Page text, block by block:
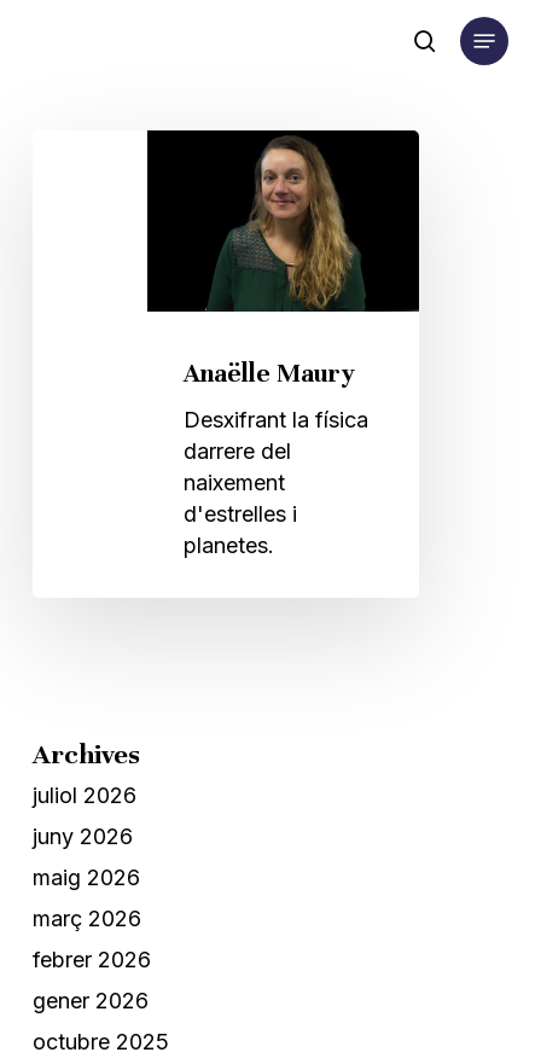
search
Menu
Anaëlle Maury
Desxifrant la física
darrere del
naixement
d'estrelles i
planetes.
Archives
juliol 2026
juny 2026
maig 2026
març 2026
febrer 2026
gener 2026
octubre 2025